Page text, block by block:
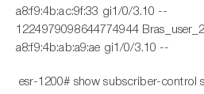
a8:f9:4b:ac:9f:33 gi1/0/3.10 --
1224979098644774944
a8:f9:4b:ab:a9:ae gi1/0/3.10 --
esr-1200# show subscriber-control